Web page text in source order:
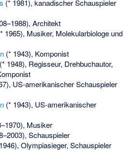
(* 1981), kanadischer Schauspieler
Architekt
1965), Musiker, Molekularbiologe und
(* 1943), Komponist
1948), Regisseur, Drehbuchautor,
US-amerikanischer Schauspieler
(* 1943), US-amerikanischer
Musiker
Schauspieler
Olympiasieger, Schauspieler